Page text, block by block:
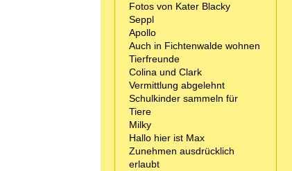
Fotos von Kater Blacky
Seppl
Apollo
Auch in Fichtenwalde wohnen
Tierfreunde
Colina und Clark
Vermittlung abgelehnt
Schulkinder sammeln für
Tiere
Milky
Hallo hier ist Max
Zunehmen ausdrücklich
erlaubt